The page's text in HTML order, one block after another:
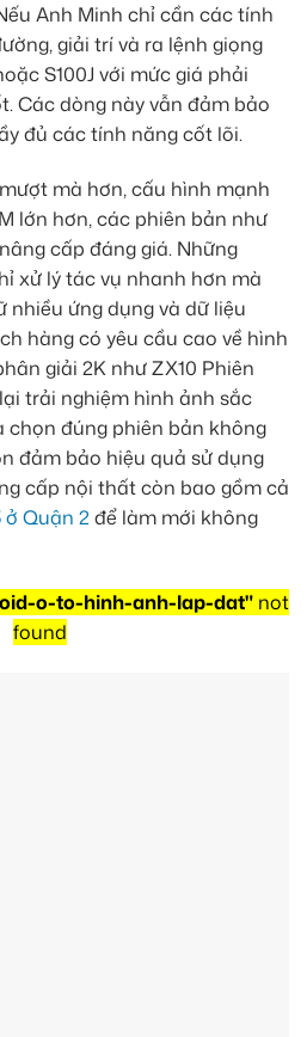
Anh Minh chỉ cần các tính
giải trí và ra lệnh giọng
S100J với mức giá phải
Các dòng này vẫn đảm bảo
đủ các tính năng cốt lõi.
mà hơn, cấu hình mạnh
lớn hơn, các phiên bản như
cấp đáng giá. Những
xử lý tác vụ nhanh hơn mà
ứng dụng và dữ liệu
hàng có yêu cầu cao về hình
giải 2K như ZX10 Phiên
trải nghiệm hình ảnh sắc
chọn đúng phiên bản không
đảm bảo hiệu quả sử dụng
cấp nội thất còn bao gồm cả
ở Quận 2để làm mới không
o-to-hinh-anh-lap-dat"not
found